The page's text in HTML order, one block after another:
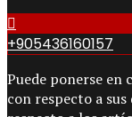
+905436160157
Puede ponerse en
con respecto a